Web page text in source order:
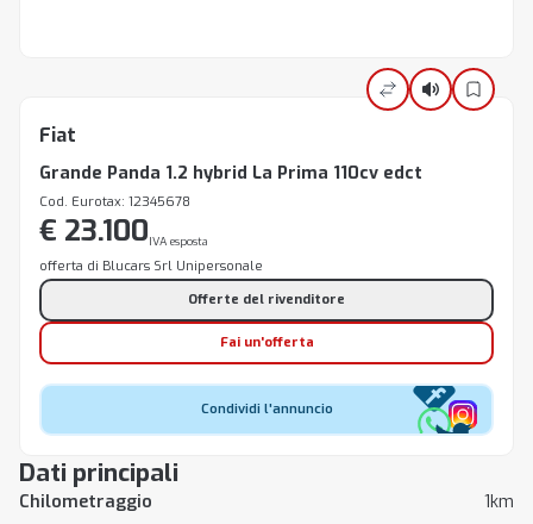
Dati principali
Chilometraggio
1km
Fiat
Grande Panda 1.2 hybrid La Prima 110cv edct
Cod. Eurotax: 12345678
€ 23.100IVA esposta
offerta di Blucars Srl Unipersonale
Offerte del rivenditore
Fai un'offerta
Condividi l'annuncio